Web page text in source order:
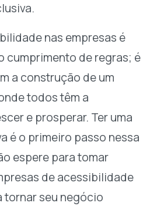
nas empresas é
cumprimento de regras; é
a construção de um
todos têm a
e prosperar. Ter uma
é o primeiro passo nessa
espere para tomar
de acessibilidade
tornar seu negócio